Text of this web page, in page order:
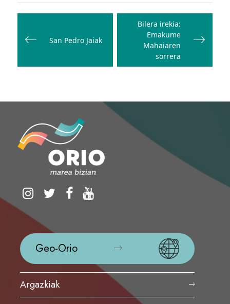
Bidalketetan
nabigatuSan Pedro Jaiak
Bilera irekia:
Emakume
Mahaiaren
sorrera
Geo-Orio
Argazkiak